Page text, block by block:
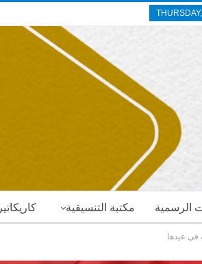
كاريكاتير مكتبة التنسيقية الرسمية
في عيدها